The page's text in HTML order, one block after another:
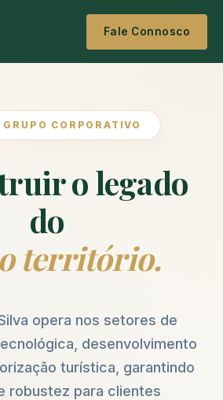
Fale Connosco
CORPORATIVO
o legado
do
território.
opera nos setores de
desenvolvimento
turística, garantindo
robustez para clientes